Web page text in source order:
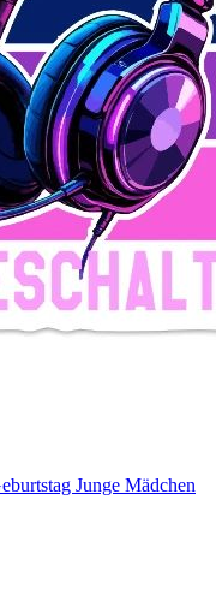
Junge Mädchen